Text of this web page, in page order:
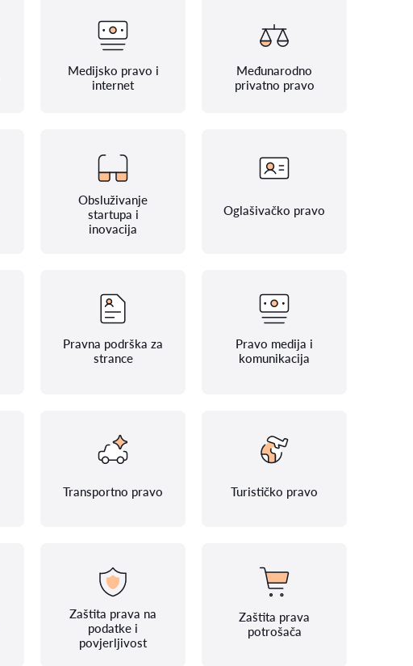
Medijsko pravo i
internet
Međunarodno
privatno pravo
Obsluživanje
startupa i
inovacija
Oglašivačko pravo
Pravna podrška za
strance
Pravo medija i
komunikacija
Transportno pravo Turističko pravo
Zaštita prava na
podatke i
povjerljivost
Zaštita prava
potrošača